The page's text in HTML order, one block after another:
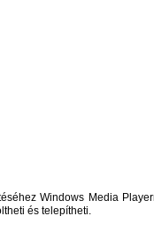
Windows Media
és telepítheti.